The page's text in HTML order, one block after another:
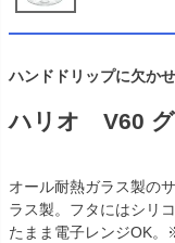
ハンドドリップに欠か
ハリオ V60 グ
オール耐熱ガラス製の
ラス製。フタにはシリ
たまま電子レンジOK